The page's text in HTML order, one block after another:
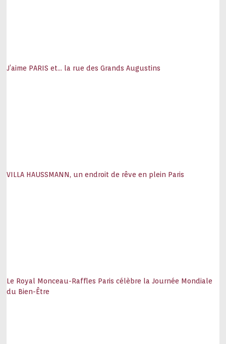
J’aime PARIS et… la rue des Grands Augustins
VILLA HAUSSMANN, un endroit de rêve en plein Paris
Le Royal Monceau-Raffles Paris célèbre la Journée Mondiale
du Bien-Être